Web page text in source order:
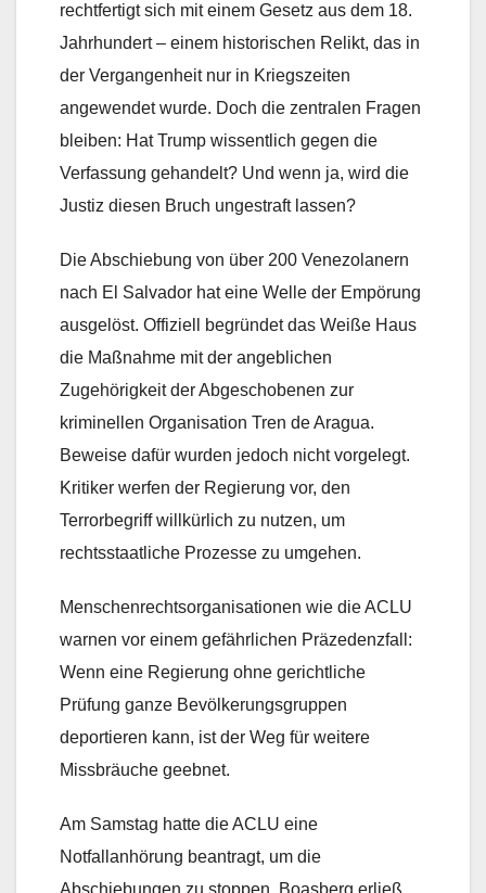
rechtfertigt sich mit einem Gesetz aus dem 18.
Jahrhundert – einem historischen Relikt, das in
der Vergangenheit nur in Kriegszeiten
angewendet wurde. Doch die zentralen Fragen
bleiben: Hat Trump wissentlich gegen die
Verfassung gehandelt? Und wenn ja, wird die
Justiz diesen Bruch ungestraft lassen?
Die Abschiebung von über 200 Venezolanern
nach El Salvador hat eine Welle der Empörung
ausgelöst. Offiziell begründet das Weiße Haus
die Maßnahme mit der angeblichen
Zugehörigkeit der Abgeschobenen zur
kriminellen Organisation Tren de Aragua.
Beweise dafür wurden jedoch nicht vorgelegt.
Kritiker werfen der Regierung vor, den
Terrorbegriff willkürlich zu nutzen, um
rechtsstaatliche Prozesse zu umgehen.
Menschenrechtsorganisationen wie die ACLU
warnen vor einem gefährlichen Präzedenzfall:
Wenn eine Regierung ohne gerichtliche
Prüfung ganze Bevölkerungsgruppen
deportieren kann, ist der Weg für weitere
Missbräuche geebnet.
Am Samstag hatte die ACLU eine
Notfallanhörung beantragt, um die
Abschiebungen zu stoppen. Boasberg erließ